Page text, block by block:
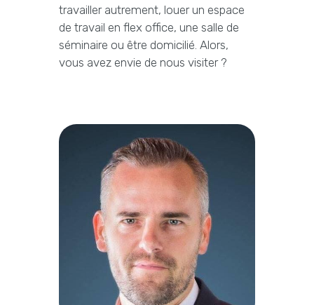
travailler autrement, louer un espace
de travail en flex office, une salle de
séminaire ou être domicilié. Alors,
vous avez envie de nous visiter ?